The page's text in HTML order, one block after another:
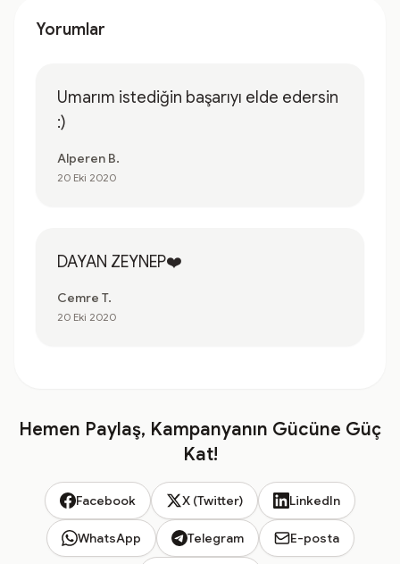
Yorumlar
Umarım istediğin başarıyı elde edersin
:)
Alperen B.
20 Eki 2020
DAYAN ZEYNEP❤️
Cemre T.
20 Eki 2020
Hemen Paylaş, Kampanyanın Gücüne Güç
Kat!
Facebook X (Twitter) LinkedIn
WhatsApp Telegram E-posta